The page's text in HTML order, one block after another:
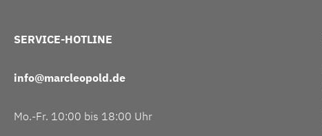
SERVICE-HOTLINE
info@marcleopold.de
Mo.-Fr. 10:00 bis 18:00 Uhr